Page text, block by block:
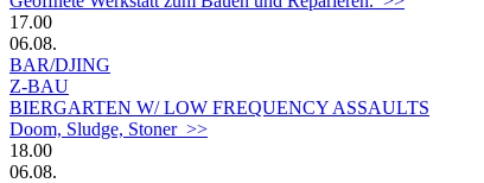
17.00
06.08.
BAR/DJING
Z-BAU
BIERGARTEN W/ LOW FREQUENCY ASSAULTS
Doom, Sludge, Stoner >>
18.00
06.08.